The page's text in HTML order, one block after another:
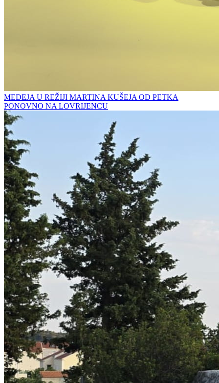
MEDEJA U REŽIJI MARTINA KUŠEJA OD PETKA
PONOVNO NA LOVRIJENCU